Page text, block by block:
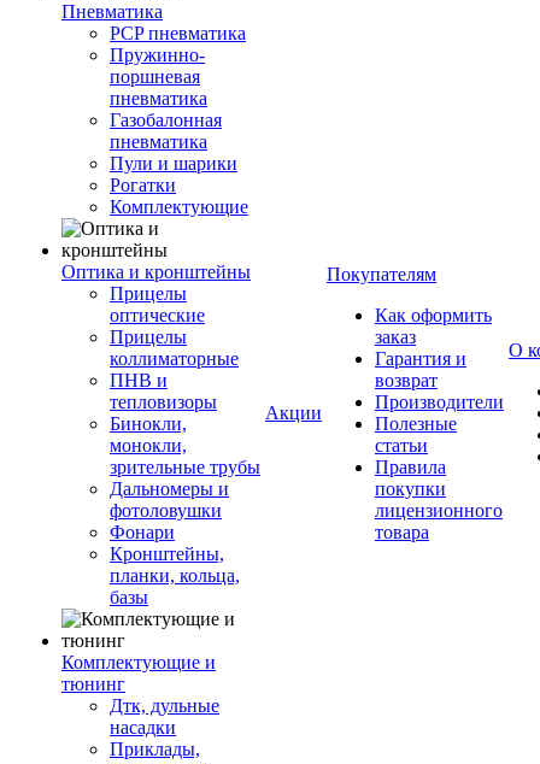
Пневматика
PCP пневматика
Пружинно-
поршневая
пневматика
Газобалонная
пневматика
Пули и шарики
Рогатки
Комплектующие
Оптика и кронштейны
Прицелы
оптические
Прицелы
коллиматорные
ПНВ и
тепловизоры
Бинокли,
монокли,
зрительные трубы
Дальномеры и
фотоловушки
Фонари
Кронштейны,
планки, кольца,
базы
Комплектующие и
тюнинг
Дтк, дульные
насадки
Приклады,
Акции
Покупателям
Как оформить
заказ
Гарантия и
возврат
Производители
Полезные
статьи
Правила
покупки
лицензионного
товара
О